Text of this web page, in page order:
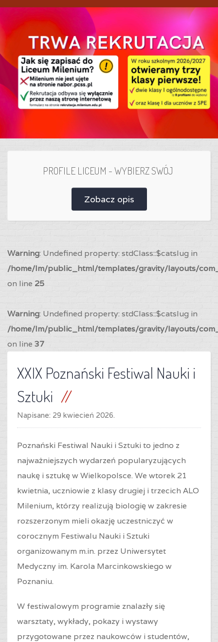
PROFILE LICEUM - WYBIERZ SWÓJ
Zobacz opis
Warning: Undefined property: stdClass::$catslug in
/home/lm/public_html/templates/gravity/layouts/
on line 25
Warning: Undefined property: stdClass::$catslug in
/home/lm/public_html/templates/gravity/layouts/
on line 37
XXIX Poznański Festiwal Nauki i
Sztuki
Napisane: 29 kwiecień 2026.
Poznański Festiwal Nauki i Sztuki to jedno z
najważniejszych wydarzeń popularyzujących
naukę i sztukę w Wielkopolsce. We wtorek 21
kwietnia, uczniowie z klasy drugiej i trzecich ALO
Milenium, którzy realizują biologię w zakresie
rozszerzonym mieli okazję uczestniczyć w
corocznym Festiwalu Nauki i Sztuki
organizowanym m.in. przez Uniwersytet
Medyczny im. Karola Marcinkowskiego w
Poznaniu.
W festiwalowym programie znalazły się
warsztaty, wykłady, pokazy i wystawy
przygotowane przez naukowców i studentów,